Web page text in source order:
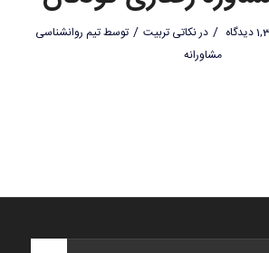
/ درنکاتی تربیت / توسطتیم روانشناسی
مشاورانه